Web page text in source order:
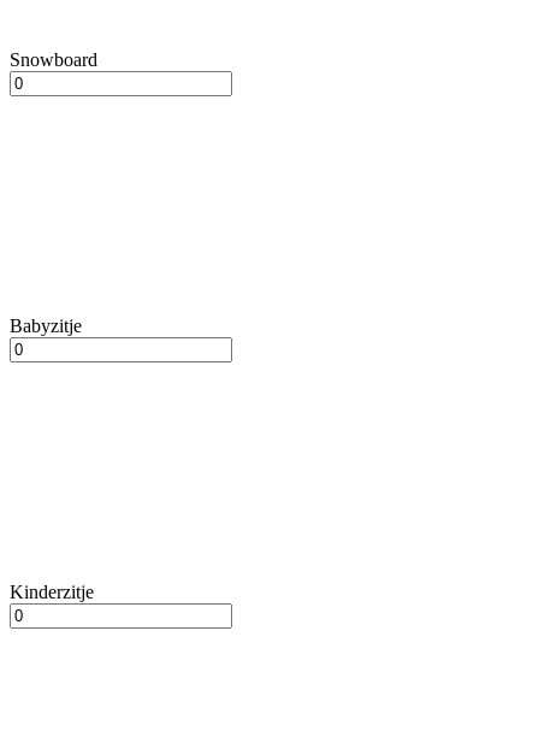
Snowboard
Babyzitje
Kinderzitje